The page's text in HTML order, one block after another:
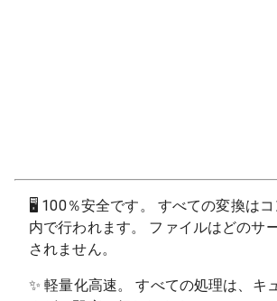
🖥 100％安全です。 すべての変換は
内で行われます。 ファイルはどのサ
されません。
✨軽量化高速。 すべての処理は、キ